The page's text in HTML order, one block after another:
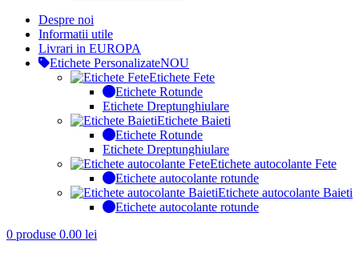
Despre noi
Informatii utile
Livrari in EUROPA
Etichete PersonalizateNOU
Etichete Fete
Etichete Rotunde
Etichete Dreptunghiulare
Etichete Baieti
Etichete Rotunde
Etichete Dreptunghiulare
Etichete autocolante Fete
Etichete autocolante rotunde
Etichete autocolante Baieti
Etichete autocolante rotunde
0 produse 0.00 lei